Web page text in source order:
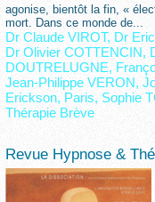
agonise, bientôt la fin, «
mort. Dans ce monde de...
Dr Claude VIROT, Dr
Dr Olivier COTTENCIN,
DOUTRELUGNE,
Jean-Philippe VERON,
Erickson, Paris, Sophie
Thérapie Brève
Revue Hypnose &